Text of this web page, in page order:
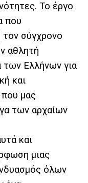
Το έργο
που
σύγχρονο
αθλητή
των Ελλήνων για
και
που μας
των αρχαίων
και
μιας
όλων